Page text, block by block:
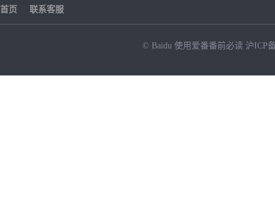
首页 联系客服
© Baidu 使用爱番番前必读 沪ICP